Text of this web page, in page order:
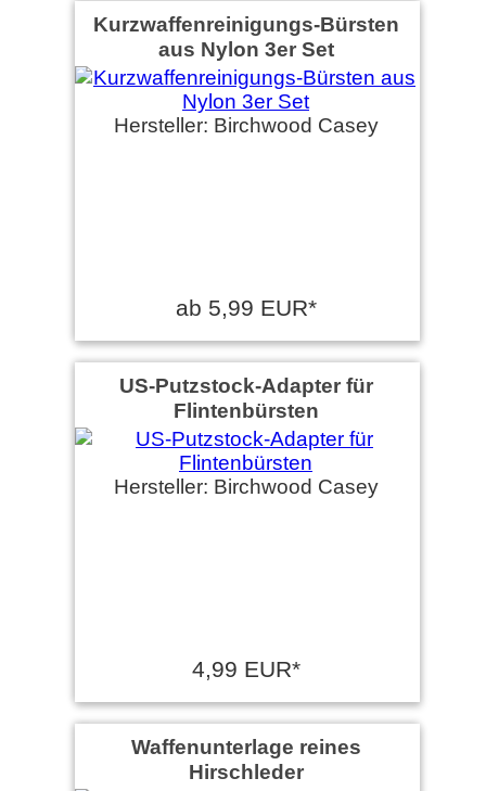
Kurzwaffenreinigungs-Bürsten
aus Nylon 3er Set
Hersteller: Birchwood Casey
ab 5,99 EUR*
US-Putzstock-Adapter für
Flintenbürsten
Hersteller: Birchwood Casey
4,99 EUR*
Waffenunterlage reines
Hirschleder